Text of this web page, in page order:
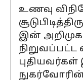
உணவு
இன்